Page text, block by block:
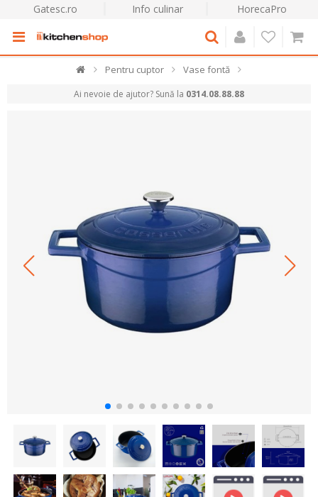
Gatesc.ro Info culinar HorecaPro
Pentru cuptor Vase fontă
Ai nevoie de ajutor? Sună la 0314.08.88.88